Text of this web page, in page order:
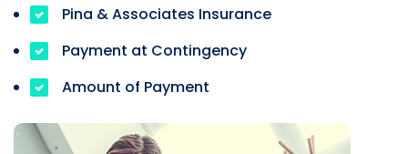
Pina & Associates Insurance
Payment at Contingency
Amount of Payment